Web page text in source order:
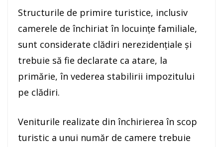
Structurile de primire turistice, inclusiv
camerele de închiriat în locuințe familiale,
sunt considerate clădiri nerezidențiale și
trebuie să fie declarate ca atare, la
primărie, în vederea stabilirii impozitului
pe clădiri.
Veniturile realizate din închirierea în scop
turistic a unui număr de camere trebuie